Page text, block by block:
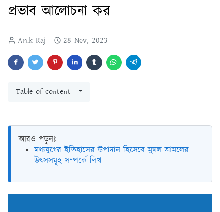
প্রভাব আলোচনা কর
Anik Raj 28 Nov, 2023
Table of content
আরও পড়ুনঃ
মধ্যযুগের ইতিহাসের উপাদান হিসেবে মুঘল আমলের
উৎসসমূহ সম্পর্কে লিখ